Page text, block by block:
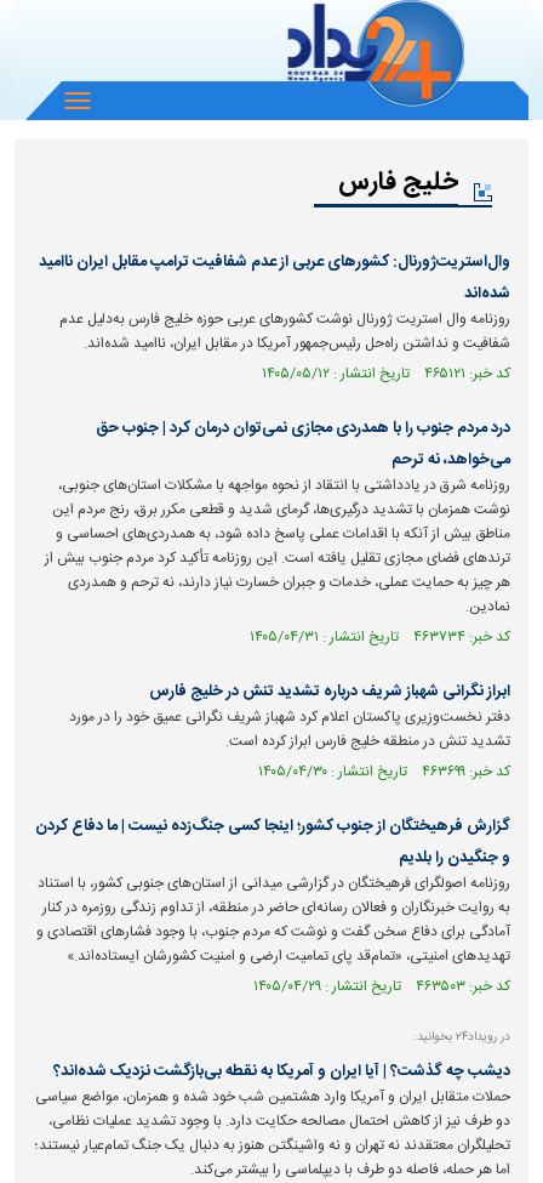
باز
و
خلیج فارس
وال‌استریت‌ژورنال: کشورهای عربی از عدم شفافیت ترامپ مقابل ایران ناامید
شده‌اند
روزنامه وال استریت ژورنال نوشت کشورهای عربی حوزه خلیج فارس به‌دلیل عدم
شفافیت و نداشتن راه‌حل رئیس‌جمهور آمریکا در مقابل ایران، ناامید شده‌اند.
کد خبر: ۴۶۵۱۲۱ تاریخ انتشار : ۱۴۰۵/۰۵/۱۲
درد مردم جنوب را با همدردی مجازی نمی‌توان درمان کرد | جنوب حق
می‌خواهد، نه ترحم
روزنامه شرق در یادداشتی با انتقاد از نحوه مواجهه با مشکلات استان‌های جنوبی،
نوشت همزمان با تشدید درگیری‌ها، گرمای شدید و قطعی مکرر برق، رنج مردم این
مناطق بیش از آنکه با اقدامات عملی پاسخ داده شود، به همدردی‌های احساسی و
ترند‌های فضای مجازی تقلیل یافته است. این روزنامه تأکید کرد مردم جنوب بیش از
هر چیز به حمایت عملی، خدمات و جبران خسارت نیاز دارند، نه ترحم و همدردی
نمادین.
کد خبر: ۴۶۳۷۳۴ تاریخ انتشار : ۱۴۰۵/۰۴/۳۱
ابراز نگرانی شهباز شریف درباره تشدید تنش در خلیج فارس
دفتر نخست‌وزیری پاکستان اعلام کرد شهباز شریف نگرانی عمیق خود را در مورد
تشدید تنش در منطقه خلیج فارس ابراز کرده است.
کد خبر: ۴۶۳۶۹۹ تاریخ انتشار : ۱۴۰۵/۰۴/۳۰
گزارش فرهیختگان از جنوب کشور؛ اینجا کسی جنگ‌زده نیست | ما دفاع کردن
و جنگیدن را بلدیم
روزنامه اصولگرای فرهیختگان در گزارشی میدانی از استان‌های جنوبی کشور، با استناد
به روایت خبرنگاران و فعالان رسانه‌ای حاضر در منطقه، از تداوم زندگی روزمره در کنار
آمادگی برای دفاع سخن گفت و نوشت که مردم جنوب، با وجود فشار‌های اقتصادی و
تهدید‌های امنیتی، «تمام‌قد پای تمامیت ارضی و امنیت کشورشان ایستاده‌اند.»
کد خبر: ۴۶۳۵۰۳ تاریخ انتشار : ۱۴۰۵/۰۴/۲۹
در رویداد۲۴ بخوانید:
دیشب چه گذشت؟ | آیا ایران و آمریکا به نقطه بی‌بازگشت نزدیک شده‌اند؟
حملات متقابل ایران و آمریکا وارد هشتمین شب خود شده و همزمان، مواضع سیاسی
دو طرف نیز از کاهش احتمال مصالحه حکایت دارد. با وجود تشدید عملیات نظامی،
تحلیلگران معتقدند نه تهران و نه واشینگتن هنوز به دنبال یک جنگ تمام‌عیار نیستند؛
اما هر حمله، فاصله دو طرف با دیپلماسی را بیشتر می‌کند.